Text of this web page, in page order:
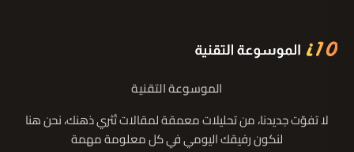
الموسوعة التقنية
لا تفوّت جديدنا، من تحليلات معمقة لمقالات تُثري ذهنك، نحن هنا
لنكون رفيقك اليومي في كل معلومة مهمة